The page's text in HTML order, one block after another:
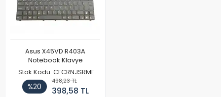
Asus X45VD R403A
Notebook Klavye
Stok Kodu: CFCRNJSRMF
%20
498,23 TL
398,58 TL